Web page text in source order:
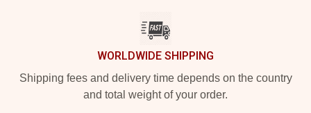
WORLDWIDE SHIPPING
Shipping fees and delivery time depends on the country
and total weight of your order.